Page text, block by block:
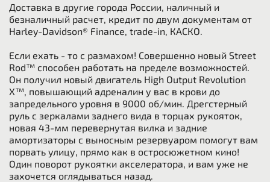
Доставка в другие города России, наличный и
безналичный расчет, кредит по двум документам от
Harley-Davidson® Finance, trade-in, КАСКО.
Если ехать - то с размахом! Совершенно новый Street
Rod™ способен работать на пределе возможностей.
Он получил новый двигатель High Output Revolution
X™, повышающий адреналин у вас в крови до
запредельного уровня в 9000 об/мин. Дрегстерный
руль с зеркалами заднего вида в торцах рукояток,
новая 43-мм перевернутая вилка и задние
амортизаторы с выносным резервуаром помогут вам
порвать улицу, прямо как в остросюжетном кино!
Один поворот рукоятки акселератора, и вам уже не
захочется оглядываться назад.